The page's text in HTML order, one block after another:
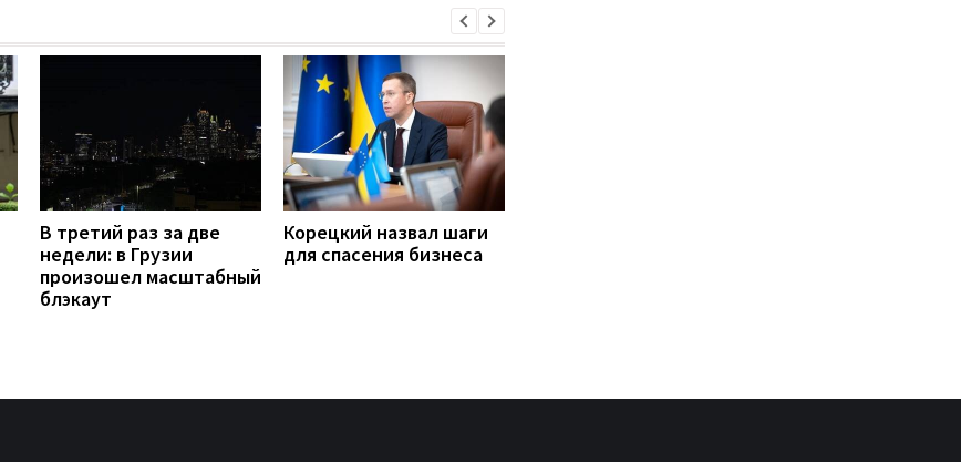
В третий раз за две
недели: в Грузии
произошел масштабный
блэкаут
Корецкий назвал шаги
для спасения бизнеса